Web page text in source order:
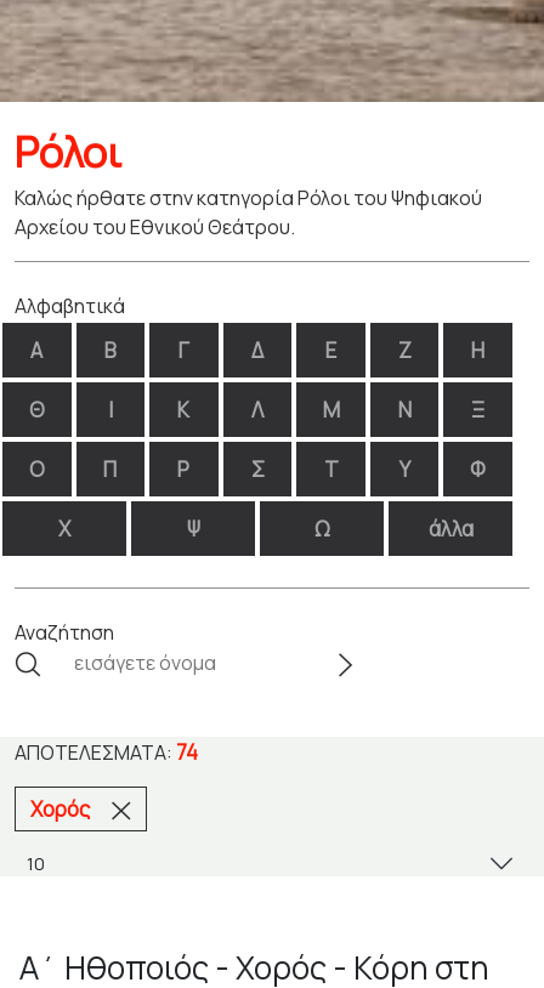
Ρόλοι
Καλώς ήρθατε στην κατηγορία Ρόλοι του Ψηφιακού
Αρχείου του Εθνικού Θεάτρου.
Αλφαβητικά
Α Β Γ Δ Ε Ζ Η
Θ Ι Κ Λ Μ Ν Ξ
Ο Π Ρ Σ Τ Υ Φ
Χ Ψ Ω άλλα
Αναζήτηση
ΑΠΟΤΕΛΈΣΜΑΤΑ: 74
Χορός
Α΄ Ηθοποιός - Χορός - Κόρη στη